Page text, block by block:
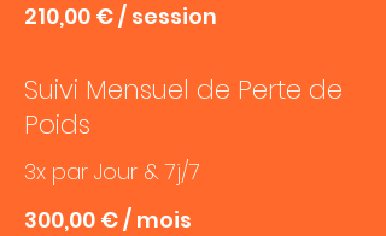
210,00 € / session
Suivi Mensuel de Perte de
Poids
3x par Jour & 7j/7
300,00 € / mois